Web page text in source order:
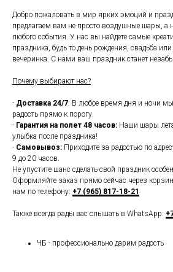
Добро пожаловать в мир ярких эмоций и
предлагаем вам не просто воздушные шары, а
любого события. У нас вы найдете самые
праздника, будь то день рождения, свадьба
вечеринка. С нами ваш праздник станет
Почему выбирают нас?
- Доставка 24/7: В любое время дня и ночи мы
радость прямо к порогу.
- Гарантия на полет 48 часов: Наши шары
улыбка после праздника!
- Самовывоз: Приходите за радостью по
9 до 20 часов.
Не упустите шанс сделать свой праздник
Оформляйте заказ прямо сейчас через
нам по телефону: +7 (965) 817-18-21
Также всегда рады вас слышать в WhatsApp:
ЧБ - профессионально дарим радость